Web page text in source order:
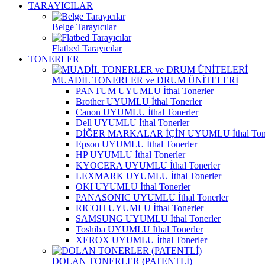
TARAYICILAR
Belge Tarayıcılar
Flatbed Tarayıcılar
TONERLER
MUADİL TONERLER ve DRUM ÜNİTELERİ
PANTUM UYUMLU İthal Tonerler
Brother UYUMLU İthal Tonerler
Canon UYUMLU İthal Tonerler
Dell UYUMLU İthal Tonerler
DİĞER MARKALAR İÇİN UYUMLU İthal
Epson UYUMLU İthal Tonerler
HP UYUMLU İthal Tonerler
KYOCERA UYUMLU İthal Tonerler
LEXMARK UYUMLU İthal Tonerler
OKI UYUMLU İthal Tonerler
PANASONIC UYUMLU İthal Tonerler
RICOH UYUMLU İthal Tonerler
SAMSUNG UYUMLU İthal Tonerler
Toshiba UYUMLU İthal Tonerler
XEROX UYUMLU İthal Tonerler
DOLAN TONERLER (PATENTLİ)